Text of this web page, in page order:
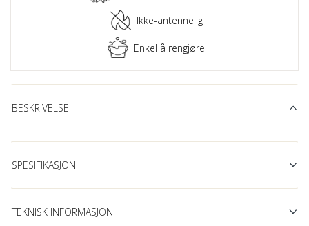
Ikke-antennelig
Enkel å rengjøre
BESKRIVELSE
SPESIFIKASJON
TEKNISK INFORMASJON